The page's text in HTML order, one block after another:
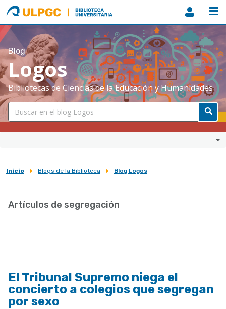
ULPGC
Biblioteca
ULPGC
Blog
Logos
Bibliotecas de Ciencias de la Educación y Humanidades
Sobrescribir
de
navegación
Inicio Blogs de la Biblioteca Blog Logos
Artículos de segregación
El Tribunal Supremo niega el
concierto a colegios que segregan
por sexo